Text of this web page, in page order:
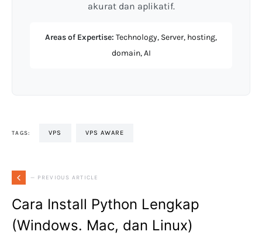
akurat dan aplikatif.
Areas of Expertise: Technology, Server, hosting,
domain, AI
TAGS: VPS VPS AWARE
— PREVIOUS ARTICLE
Cara Install Python Lengkap
(Windows. Mac, dan Linux)